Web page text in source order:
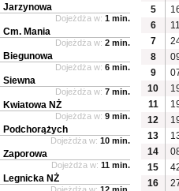
5
6
7
8
9
10
11
12
13
14
15
16
Jarzynowa
Dojeżdża w: 1 min.
Cm. Mania
Dojeżdża w: 2 min.
Biegunowa
Dojeżdża w: 6 min.
Siewna
Dojeżdża w: 7 min.
Kwiatowa NŻ
Dojeżdża w: 9 min.
Podchorążych
Dojeżdża w: 10 min.
Zaporowa
Dojeżdża w: 11 min.
Legnicka NŻ